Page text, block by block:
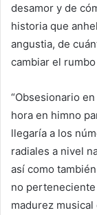
desamor y de
historia que
angustia, de
cambiar el
“Obsesionario
hora en himno
llegaría a los
radiales a nivel
así como
no perteneciente
madurez